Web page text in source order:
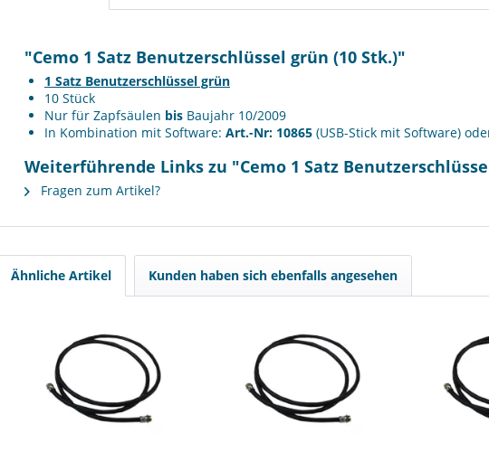
"Cemo 1 Satz Benutzerschlüssel grün (10 Stk.)"
1 Satz Benutzerschlüssel grün
10 Stück
Nur für Zapfsäulen bis Baujahr 10/2009
In Kombination mit Software: Art.-Nr: 10865 (USB-Stick mit Software)
Weiterführende Links zu "Cemo 1 Satz
Fragen zum Artikel?
Ähnliche Artikel Kunden haben sich ebenfalls angesehen